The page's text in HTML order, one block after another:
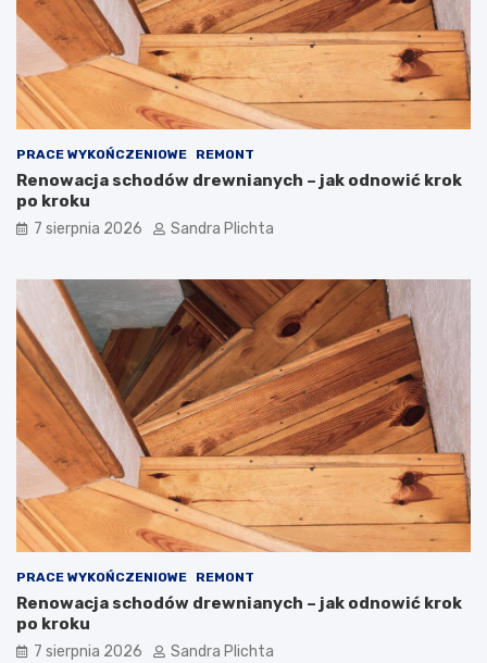
z
d
u
s
ą
o
m
i
e
?
PRACE WYKOŃCZENIOWE REMONT
Renowacja schodów drewnianych – jak odnowić krok
po kroku
7 sierpnia 2026 Sandra Plichta
PRACE WYKOŃCZENIOWE REMONT
Renowacja schodów drewnianych – jak odnowić krok
po kroku
7 sierpnia 2026 Sandra Plichta